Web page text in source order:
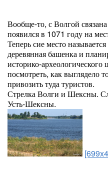
Вообще-то, с Волгой
появился в 1071 году на
Теперь сие место
деревянная башенка и
историко-археологического
посмотреть, как выглядело
привозить туда туристов.
Стрелка Волги и Шексны.
Усть-Шексны.